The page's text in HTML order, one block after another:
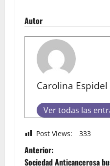
Autor
Carolina Espidel
Ver todas las
Post Views: 333
Anterior:
Sociedad Anticancerosa